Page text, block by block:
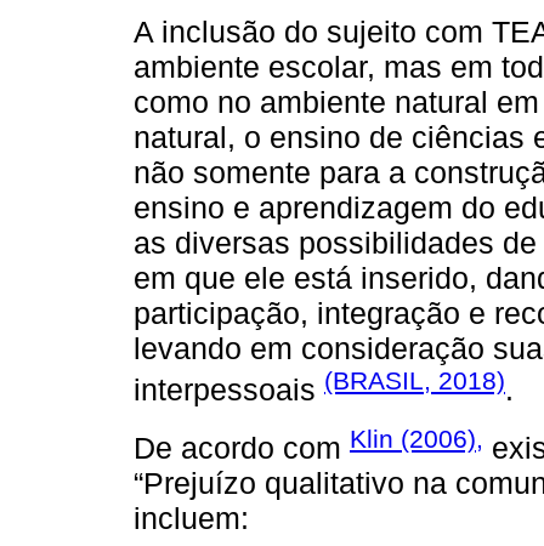
A inclusão do sujeito com
ambiente escolar, mas em
como no ambiente natural
natural, o ensino de ciências
não somente para a
ensino e aprendizagem do
as diversas possibilidades
em que ele está inserido,
participação, integração e
levando em consideração
interpessoais (BRASIL, 2018).
De acordo com Klin (2006),
“Prejuízo qualitativo na
incluem: